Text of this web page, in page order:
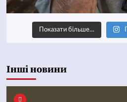
Показати більше…
Інші новини